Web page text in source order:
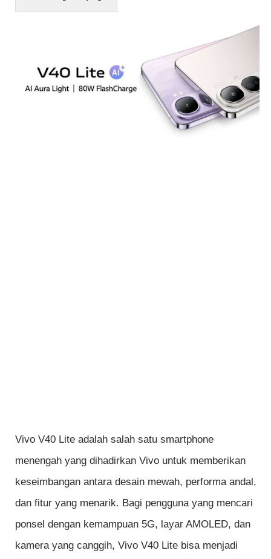
Vivo V40 Lite adalah salah satu smartphone
menengah yang dihadirkan Vivo untuk memberikan
keseimbangan antara desain mewah, performa andal,
dan fitur yang menarik. Bagi pengguna yang mencari
ponsel dengan kemampuan 5G, layar AMOLED, dan
kamera yang canggih, Vivo V40 Lite bisa menjadi